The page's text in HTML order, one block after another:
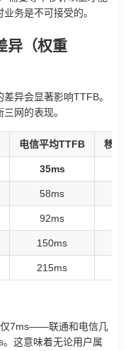
务是不可接受的。
异（权重
异会显著影响TTFB。
网的表现。
电信平均TTFB 移动
35ms
58ms
92ms
150ms
215ms
仅7ms——联通和电信几
这意味着无论用户属